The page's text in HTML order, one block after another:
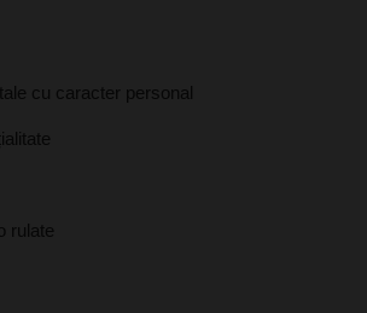
cu caracter personal
rulate